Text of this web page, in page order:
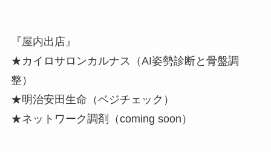
『屋内出店』
★カイロサロンカルナス（AI姿勢診断と骨盤調
整）
★明治安田生命（ベジチェック）
★ネットワーク調剤（coming soon）